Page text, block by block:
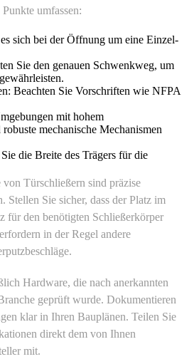
umfassen:
sich bei der Öffnung um eine Einzel-
Sie den genauen Schwenkweg, um
Beachten Sie Vorschriften wie NFPA
mit hohem
mechanische Mechanismen
die Breite des Trägers für die
Türschließern sind präzise
Stellen Sie sicher, dass der Platz im
für den benötigten Schließerkörper
in der Regel andere
Hardware, die nach anerkannten
geprüft wurde. Dokumentieren
klar in Ihren Bauplänen. Teilen Sie
direkt dem von Ihnen
mit.